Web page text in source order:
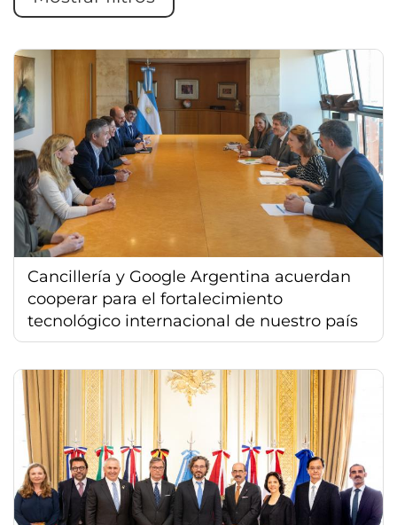
Cancillería y Google Argentina acuerdan
cooperar para el fortalecimiento
tecnológico internacional de nuestro país